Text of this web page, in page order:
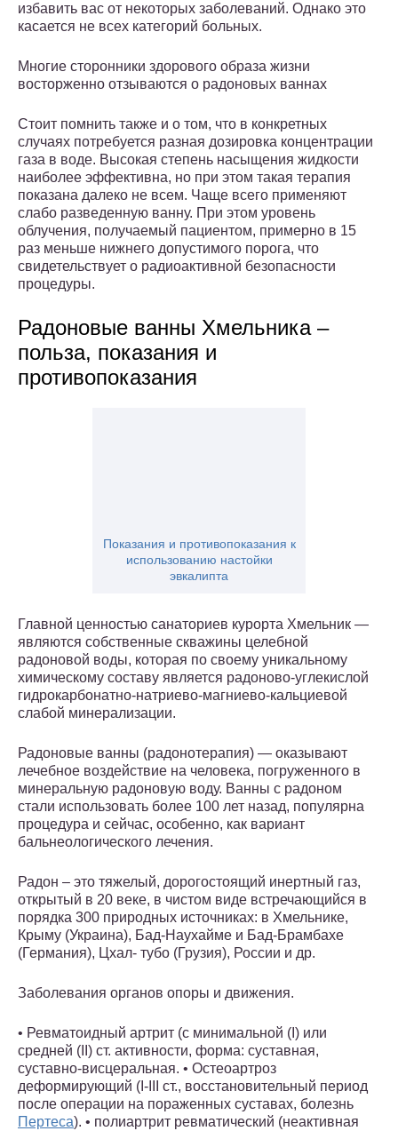
избавить вас от некоторых заболеваний. Однако это
касается не всех категорий больных.
Многие сторонники здорового образа жизни
восторженно отзываются о радоновых ваннах
Стоит помнить также и о том, что в конкретных
случаях потребуется разная дозировка концентрации
газа в воде. Высокая степень насыщения жидкости
наиболее эффективна, но при этом такая терапия
показана далеко не всем. Чаще всего применяют
слабо разведенную ванну. При этом уровень
облучения, получаемый пациентом, примерно в 15
раз меньше нижнего допустимого порога, что
свидетельствует о радиоактивной безопасности
процедуры.
Радоновые ванны Хмельника –
польза, показания и
противопоказания
Показания и противопоказания к
использованию настойки
эвкалипта
Главной ценностью санаториев курорта Хмельник —
являются собственные скважины целебной
радоновой воды, которая по своему уникальному
химическому составу является радоново-углекислой
гидрокарбонатно-натриево-магниево-кальциевой
слабой минерализации.
Радоновые ванны (радонотерапия) — оказывают
лечебное воздействие на человека, погруженного в
минеральную радоновую воду. Ванны с радоном
стали использовать более 100 лет назад, популярна
процедура и сейчас, особенно, как вариант
бальнеологического лечения.
Радон – это тяжелый, дорогостоящий инертный газ,
открытый в 20 веке, в чистом виде встречающийся в
порядка 300 природных источниках: в Хмельнике,
Крыму (Украина), Бад-Наухайме и Бад-Брамбахе
(Германия), Цхал- тубо (Грузия), России и др.
​Заболевания органов опоры и движения.
• Ревматоидный артрит (с минимальной (I) или
средней (II) ст. активности, форма: суставная,
суставно-висцеральная. • Остеоартроз
деформирующий (I-III ст., восстановительный период
после операции на пораженных суставах, болезнь
Пертеса). • полиартрит ревматический (неактивная